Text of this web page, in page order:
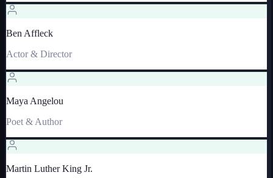
Ben Affleck
Actor & Director
Maya Angelou
Poet & Author
Martin Luther King Jr.